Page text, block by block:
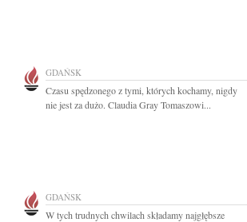
GDAŃSK
Czasu spędzonego z tymi, których kochamy, nigdy
nie jest za dużo. Claudia Gray Tomaszowi...
GDAŃSK
W tych trudnych chwilach składamy najgłębsze